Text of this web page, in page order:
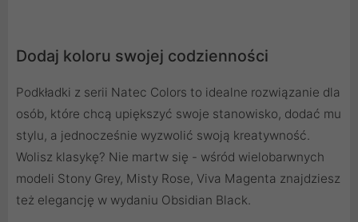
Dodaj koloru swojej codzienności
Podkładki z serii Natec Colors to idealne rozwiązanie dla
osób, które chcą upiększyć swoje stanowisko, dodać mu
stylu, a jednocześnie wyzwolić swoją kreatywność.
Wolisz klasykę? Nie martw się - wśród wielobarwnych
modeli Stony Grey, Misty Rose, Viva Magenta znajdziesz
też elegancję w wydaniu Obsidian Black.